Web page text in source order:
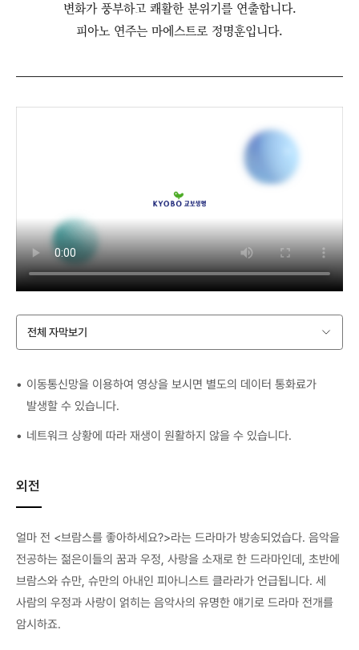
변화가 풍부하고 쾌활한 분위기를 연출합니다.
피아노 연주는 마에스트로 정명훈입니다.
전체 자막보기
이동통신망을 이용하여 영상을 보시면 별도의 데이터 통화료가
발생할 수 있습니다.
네트워크 상황에 따라 재생이 원활하지 않을 수 있습니다.
외전
얼마 전 <브람스를 좋아하세요?>라는 드라마가 방송되었습다. 음악을
전공하는 젊은이들의 꿈과 우정, 사랑을 소재로 한 드라마인데, 초반에
브람스와 슈만, 슈만의 아내인 피아니스트 클라라가 언급됩니다. 세
사람의 우정과 사랑이 얽히는 음악사의 유명한 얘기로 드라마 전개를
암시하죠.